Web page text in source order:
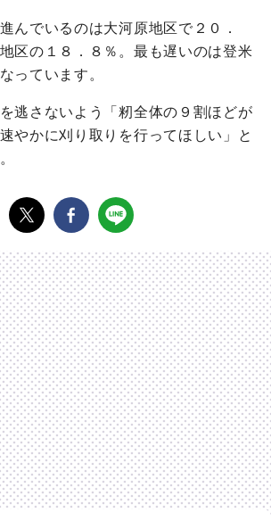
んでいるのは大河原地区で２０．
区の１８．８％。最も遅いのは登米
っています。
逃さないよう「籾全体の９割ほどが
やかに刈り取りを行ってほしい」と